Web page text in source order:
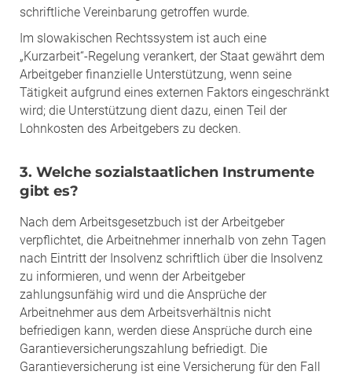
schriftliche Vereinbarung getroffen wurde.
Im slowakischen Rechtssystem ist auch eine
„Kurzarbeit“-Regelung verankert, der Staat gewährt dem
Arbeitgeber finanzielle Unterstützung, wenn seine
Tätigkeit aufgrund eines externen Faktors eingeschränkt
wird; die Unterstützung dient dazu, einen Teil der
Lohnkosten des Arbeitgebers zu decken.
3. Welche sozialstaatlichen Instrumente
gibt es?
Nach dem Arbeitsgesetzbuch ist der Arbeitgeber
verpflichtet, die Arbeitnehmer innerhalb von zehn Tagen
nach Eintritt der Insolvenz schriftlich über die Insolvenz
zu informieren, und wenn der Arbeitgeber
zahlungsunfähig wird und die Ansprüche der
Arbeitnehmer aus dem Arbeitsverhältnis nicht
befriedigen kann, werden diese Ansprüche durch eine
Garantieversicherungszahlung befriedigt. Die
Garantieversicherung ist eine Versicherung für den Fall